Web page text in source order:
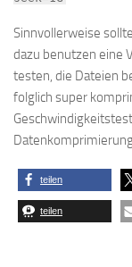
Sinnvollerweise
dazu benutzen eine
testen, die Dateien
folglich super
teilen
teilen